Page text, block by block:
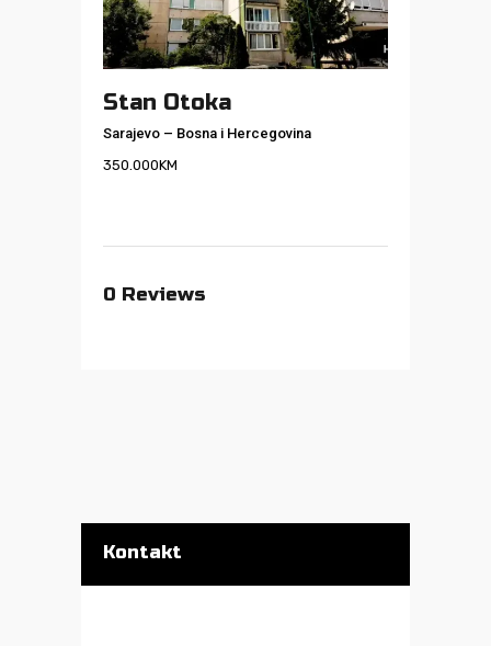
Stan Otoka
Sarajevo – Bosna i Hercegovina
350.000KM
0 Reviews
Kontakt